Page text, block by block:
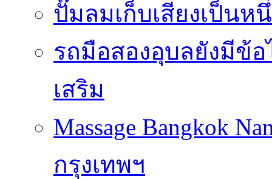
ปั๊มลมเก็บเสียงเป็น
รถมือสองอุบลยังมีข้อ
เสริม
Massage Bangkok
กรุงเทพฯ